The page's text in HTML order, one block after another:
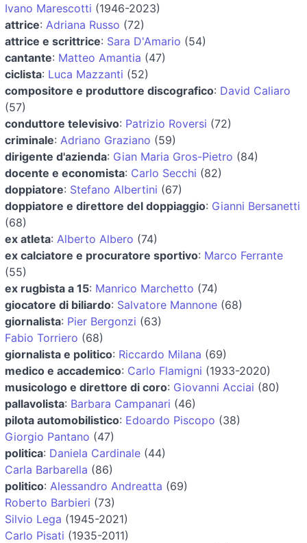
Ivano Marescotti (1946-2023)
attrice: Adriana Russo (72)
attrice e scrittrice: Sara D'Amario (54)
cantante: Matteo Amantia (47)
ciclista: Luca Mazzanti (52)
compositore e produttore discografico: David Caliaro
(57)
conduttore televisivo: Patrizio Roversi (72)
criminale: Adriano Graziano (59)
dirigente d'azienda: Gian Maria Gros-Pietro (84)
docente e economista: Carlo Secchi (82)
doppiatore: Stefano Albertini (67)
doppiatore e direttore del doppiaggio: Gianni Bersanetti
(68)
ex atleta: Alberto Albero (74)
ex calciatore e procuratore sportivo: Marco Ferrante
(55)
ex rugbista a 15: Manrico Marchetto (74)
giocatore di biliardo: Salvatore Mannone (68)
giornalista: Pier Bergonzi (63)
Fabio Torriero (68)
giornalista e politico: Riccardo Milana (69)
medico e accademico: Carlo Flamigni (1933-2020)
musicologo e direttore di coro: Giovanni Acciai (80)
pallavolista: Barbara Campanari (46)
pilota automobilistico: Edoardo Piscopo (38)
Giorgio Pantano (47)
politica: Daniela Cardinale (44)
Carla Barbarella (86)
politico: Alessandro Andreatta (69)
Roberto Barbieri (73)
Silvio Lega (1945-2021)
Carlo Pisati (1935-2011)